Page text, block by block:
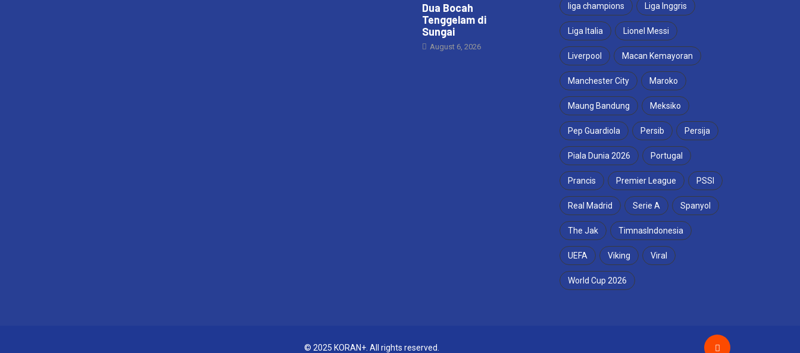
Dua Bocah
Tenggelam di
Sungai
August 6, 2026
liga champions Liga Inggris
Liga Italia Lionel Messi
Liverpool Macan Kemayoran
Manchester City Maroko
Maung Bandung Meksiko
Pep Guardiola Persib Persija
Piala Dunia 2026 Portugal
Prancis Premier League PSSI
Real Madrid Serie A Spanyol
The Jak TimnasIndonesia
UEFA Viking Viral
World Cup 2026
© 2025 KORAN+. All rights reserved.